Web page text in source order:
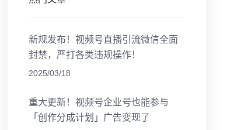
新规发布！视频号直播引流微信全面
封禁，严打各类违规操作！
2025/03/18
重大更新！视频号企业号也能参与
「创作分成计划」广告变现了